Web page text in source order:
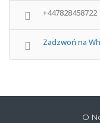
+447828458722
Zadzwoń na
O